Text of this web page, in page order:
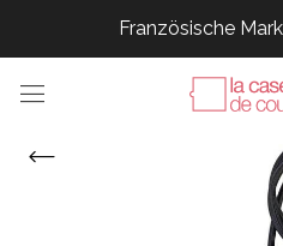
Französische
Französische
Französische